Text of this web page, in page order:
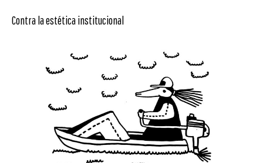
Contra la estética institucional